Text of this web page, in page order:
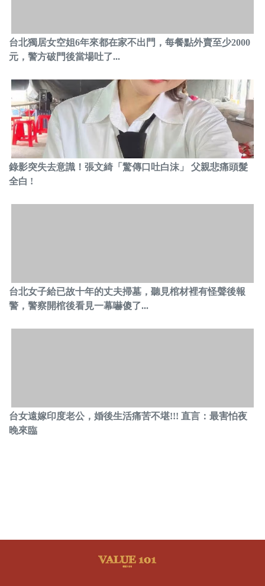
台北獨居女空姐6年來都在家不出門，每餐點外賣至少2000
元，警方破門後當場吐了...
錄影突失去意識！張文綺「驚傳口吐白沫」 父親悲痛頭髮
全白 !
台北女子給已故十年的丈夫掃墓，聽見棺材裡有怪聲後報
警，警察開棺後看見一幕嚇傻了...
台女遠嫁印度老公，婚後生活痛苦不堪!!! 直言：最害怕夜
晚來臨